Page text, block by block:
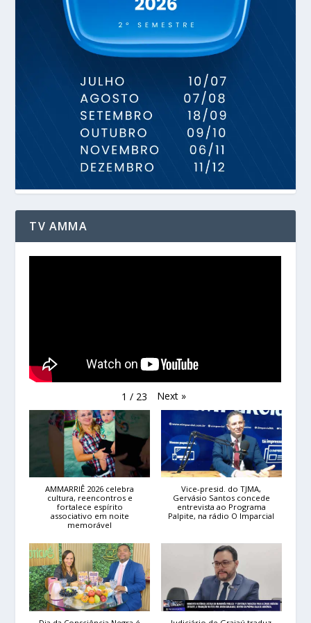
TV AMMA
1 / 23 Next »
AMMARRIÊ 2026 celebra
cultura, reencontros e
fortalece espírito
associativo em noite
memorável
Vice-presid. do TJMA,
Gervásio Santos concede
entrevista ao Programa
Palpite, na rádio O Imparcial